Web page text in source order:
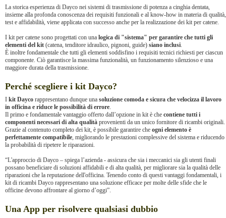
La storica esperienza di Dayco nei sistemi di trasmissione di potenza a cinghia dentata,
insieme alla profonda conoscenza dei requisiti funzionali e al know-how in materia di qualità,
test e affidabilità, viene applicata con successo anche per la realizzazione dei kit per catene.
I kit per catene sono progettati con una logica di "sistema" per garantire che tutti gli
elementi del kit (catena, tenditore idraulico, pignoni, guide) siano inclusi.
È inoltre fondamentale che tutti gli elementi soddisfino i requisiti tecnici richiesti per ciascun
componente. Ciò garantisce la massima funzionalità, un funzionamento silenzioso e una
maggiore durata della trasmissione.
Perché scegliere i kit Dayco?
I kit Dayco rappresentano dunque una soluzione comoda e sicura che velocizza il lavoro
in officina e riduce le possibilità di errore.
Il primo e fondamentale vantaggio offerto dall’opzione in kit è che contiene tutti i
componenti necessari di alta qualità provenienti da un unico fornitore di ricambi originali.
Grazie al contenuto completo dei kit, è possibile garantire che ogni elemento è
perfettamente compatibile, migliorando le prestazioni complessive del sistema e riducendo
la probabilità di ripetere le riparazioni.
“L'approccio di Dayco – spiega l’azienda - assicura che sia i meccanici sia gli utenti finali
possano beneficiare di soluzioni affidabili e di alta qualità, per migliorare sia la qualità delle
riparazioni che la reputazione dell'officina. Tenendo conto di questi vantaggi fondamentali, i
kit di ricambi Dayco rappresentano una soluzione efficace per molte delle sfide che le
officine devono affrontare al giorno d’oggi”.
Una App per risolvere qualsiasi dubbio